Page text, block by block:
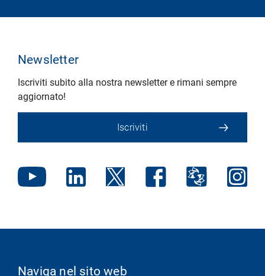
Newsletter
Iscriviti subito alla nostra newsletter e rimani sempre
aggiornato!
Iscriviti
Naviga nel sito web